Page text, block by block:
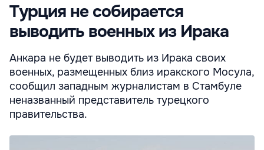
Турция не собирается
выводить военных из Ирака
Анкара не будет выводить из Ирака своих
военных, размещенных близ иракского Мосула,
сообщил западным журналистам в Стамбуле
неназванный представитель турецкого
правительства.